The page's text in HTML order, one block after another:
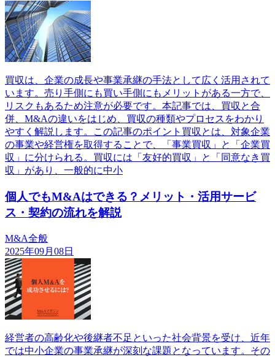
買収は、企業の成長や事業承継の手法として広く活用されて
います。売り手側にも買い手側にもメリットがある一方で、
リスクもあるため注意が必要です。本記事では、買収と合
併、M&Aの違いをはじめ、買収の種類やプロセスをわかり
やすく解説します。この記事のポイント買収とは、対象企業
の事業や経営権を取得することで、「事業買収」と「企業買
収」に分けられる。買収には「友好的買収」と「同意なき買
収」があり、一般的に中小
個人でもM&Aはできる？メリット・活用サービ
ス・契約の流れを解説
M&A全般
2025年09月08日
経営者の高齢化や後継者不足といった社会背景を受け、近年
では中小企業の事業承継が深刻な課題となっています。その